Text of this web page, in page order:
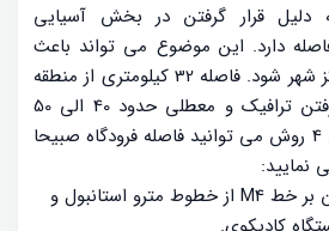
دلیل قرار گرفتن در بخش آسیایی
فاصله دارد. این موضوع می تواند باعث
افزایش زمان سفر به مرکز شهر شود. فاصله 32 کیلومتری از منطقه
پندیک بدون در نظر گرفتن ترافیک و معطلی حدود 40 الی 50
دقیقه می باشد. از طریق 4 روش می توانید فاصله فرودگاه صبیحا
نمایید:
با سوار شدن بر خط M4 از خطوط مترو استانبول و